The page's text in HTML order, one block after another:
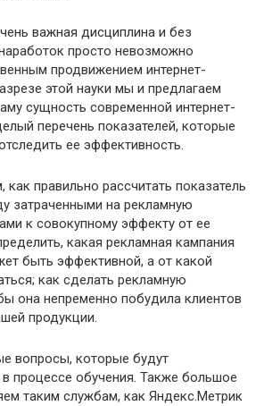
важная дисциплина и без
просто невозможно
продвижением интернет-
этой науки мы и предлагаем
сущность современной интернет-
перечень показателей, которые
ее эффективность.
правильно рассчитать показатель
затраченными на рекламную
к совокупному эффекту от ее
какая рекламная кампания
быть эффективной, а от какой
как сделать рекламную
она непременно побудила клиентов
продукции.
вопросы, которые будут
процессе обучения. Также большое
таким службам, как Яндекс.Метрик